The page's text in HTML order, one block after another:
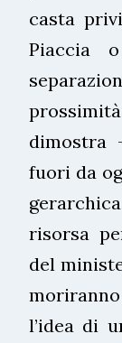
casta
Piaccia
dimostra
fuori da
risorsa
del
l’idea di